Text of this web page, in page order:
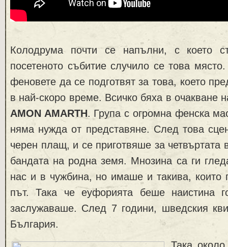
Колодрума почти се напълни, с което
посетеното събитие случило се това
феновете да се подготвят за това, което
в най-скоро време. Всичко бяха в очакване
AMON AMARTH. Група с огромна фенска
няма нужда от представяне. След това
черен плащ, и се приготвяше за четвъртата
бандата на родна земя. Мнозина са ги
нас и в чужбина, но имаше и такива, които
път. Така че еуфорията беше наистина
заслужаваше. След 7 години, шведския
България.